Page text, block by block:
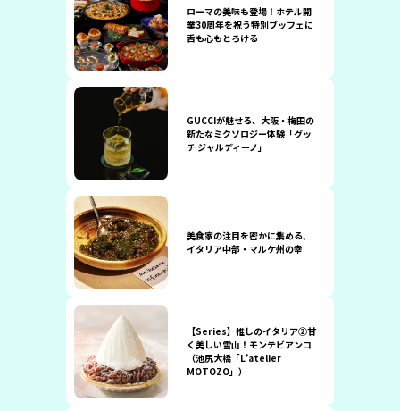
ローマの美味も登場！ホテル開
業30周年を祝う特別ブッフェに
舌も心もとろける
GUCCIが魅せる、大阪・梅田の
新たなミクソロジー体験「グッ
チ ジャルディーノ」
美食家の注目を密かに集める、
イタリア中部・マルケ州の幸
【Series】推しのイタリア②甘
く美しい雪山！モンテビアンコ
（池尻大橋「L’atelier
MOTOZO」）